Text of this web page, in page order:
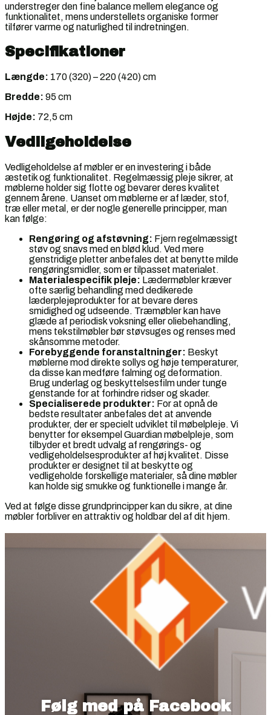
understreger den fine balance mellem elegance og
funktionalitet, mens understellets organiske former
tilfører varme og naturlighed til indretningen.
Specifikationer
Længde: 170 (320) – 220 (420) cm
Bredde: 95 cm
Højde: 72,5 cm
Vedligeholdelse
Vedligeholdelse af møbler er en investering i både
æstetik og funktionalitet. Regelmæssig pleje sikrer, at
møblerne holder sig flotte og bevarer deres kvalitet
gennem årene. Uanset om møblerne er af læder, stof,
træ eller metal, er der nogle generelle principper, man
kan følge:
Rengøring og afstøvning: Fjern regelmæssigt
støv og snavs med en blød klud. Ved mere
genstridige pletter anbefales det at benytte milde
rengøringsmidler, som er tilpasset materialet.
Materialespecifik pleje: Lædermøbler kræver
ofte særlig behandling med dedikerede
læderplejeprodukter for at bevare deres
smidighed og udseende. Træmøbler kan have
glæde af periodisk voksning eller oliebehandling,
mens tekstilmøbler bør støvsuges og renses med
skånsomme metoder.
Forebyggende foranstaltninger: Beskyt
møblerne mod direkte sollys og høje temperaturer,
da disse kan medføre falming og deformation.
Brug underlag og beskyttelsesfilm under tunge
genstande for at forhindre ridser og skader.
Specialiserede produkter: For at opnå de
bedste resultater anbefales det at anvende
produkter, der er specielt udviklet til møbelpleje. Vi
benytter for eksempel Guardian møbelpleje, som
tilbyder et bredt udvalg af rengørings- og
vedligeholdelsesprodukter af høj kvalitet. Disse
produkter er designet til at beskytte og
vedligeholde forskellige materialer, så dine møbler
kan holde sig smukke og funktionelle i mange år.
Ved at følge disse grundprincipper kan du sikre, at dine
møbler forbliver en attraktiv og holdbar del af dit hjem.
Følg med på Facebook